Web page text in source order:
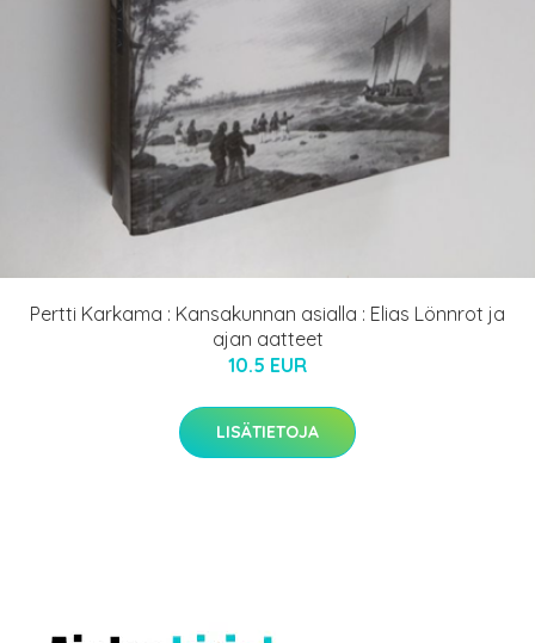
Pertti Karkama : Kansakunnan asialla : Elias Lönnrot ja
ajan aatteet
10.5 EUR
LISÄTIETOJA